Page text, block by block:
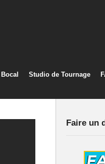
Studio de Tournage
Faire un